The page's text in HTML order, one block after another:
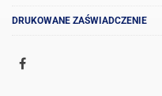
DRUKOWANE ZAŚWIADCZENIE